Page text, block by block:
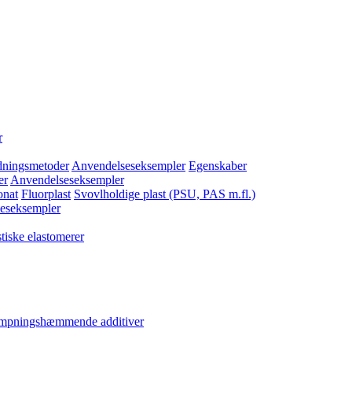
Anvendelseseksempler Egenskaber
Anvendelseseksempler
Fluorplast Svovlholdige plast (PSU, PAS m.fl.)
elastomerer
additiver